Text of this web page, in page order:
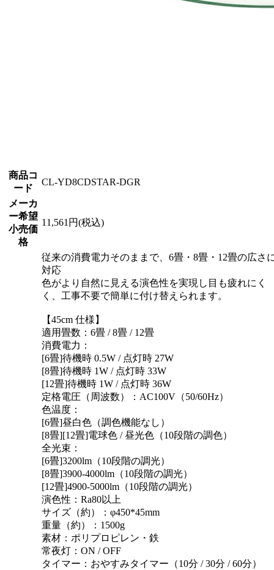
商品コ
ード
CL-YD8CDSTAR-DGR
メーカ
ー希望
小売価
格
11,561円(税込)
従来の消費電力そのままで、6畳・8畳・12畳の広さ
対応
色がより自然に見える演色性を実現し目も疲れにく
く、工事不要で簡単に付け替えられます。
【45cm 仕様】
適用畳数：6畳 / 8畳 / 12畳
消費電力：
[6畳]待機時 0.5W / 点灯時 27W
[8畳]待機時 1W / 点灯時 33W
[12畳]待機時 1W / 点灯時 36W
定格電圧（周波数）：AC100V（50/60Hz）
色温度：
[6畳]昼白色（調色機能なし）
[8畳][12畳]電球色 / 昼光色（10段階の調色）
全光束：
[6畳]3200lm（10段階の調光）
[8畳]3900-4000lm（10段階の調光）
[12畳]4900-5000lm（10段階の調光）
演色性：Ra80以上
サイズ（約）：φ450*45mm
重量（約）：1500g
素材：ポリプロピレン・鉄
常夜灯：ON / OFF
タイマー：おやすみタイマー（10分 / 30分 / 60分）